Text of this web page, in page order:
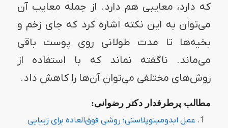
که دارد، معایبی هم دارد. از جمله معایب آن
می‌توان به این نکته اشاره کرد که جای زخم و
بخیه‌ها تا مدت طولانی روی پوست باقی
می‌ماند. ناگفته نماند که با استفاده از
روش‌های مختلفی می‌توان آن‌ها را کاهش داد.
مطالب پرطرفدار دکتر رضوانی:
عمل ابدومینوپلاستی؛ روشی فوق‌العاده برای زیبایی